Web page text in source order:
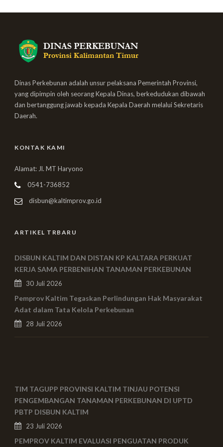
Dinas Perkebunan adalah unsur pelaksana Pemerintah Provinsi,
yang dipimpin oleh seorang Kepala Dinas, berkedudukan dibawah
dan bertanggung jawab kepada Kepala Daerah melalui Sekretaris
Daerah.
KONTAK KAMI
Alamat: Jl. MT Haryono
0541-736852
disbun@kaltimprov.go.id
ARTIKEL TRBARU
DISBUN KALTIM DAN DISTAN KP KALTARA PERKUAT
KERJA SAMA PERBENIHAN TANAMAN PERKEBUNAN
30 Juli 2026
Pemprov Kaltim Tegaskan Perlindungan Hak Masyarakat
Adat dalam Tata Kelola Perkebunan
28 Juli 2026
TIM TAGUPP PROVINSI KALTIM TINJAU POTENSI
PENGEMBANGAN TANAMAN PERKEBUNAN DI UPTD
PBTP DISBUN KALTIM
23 Juli 2026
PEMPROV KALTIM EVALUASI PENGUATAN PRODUK